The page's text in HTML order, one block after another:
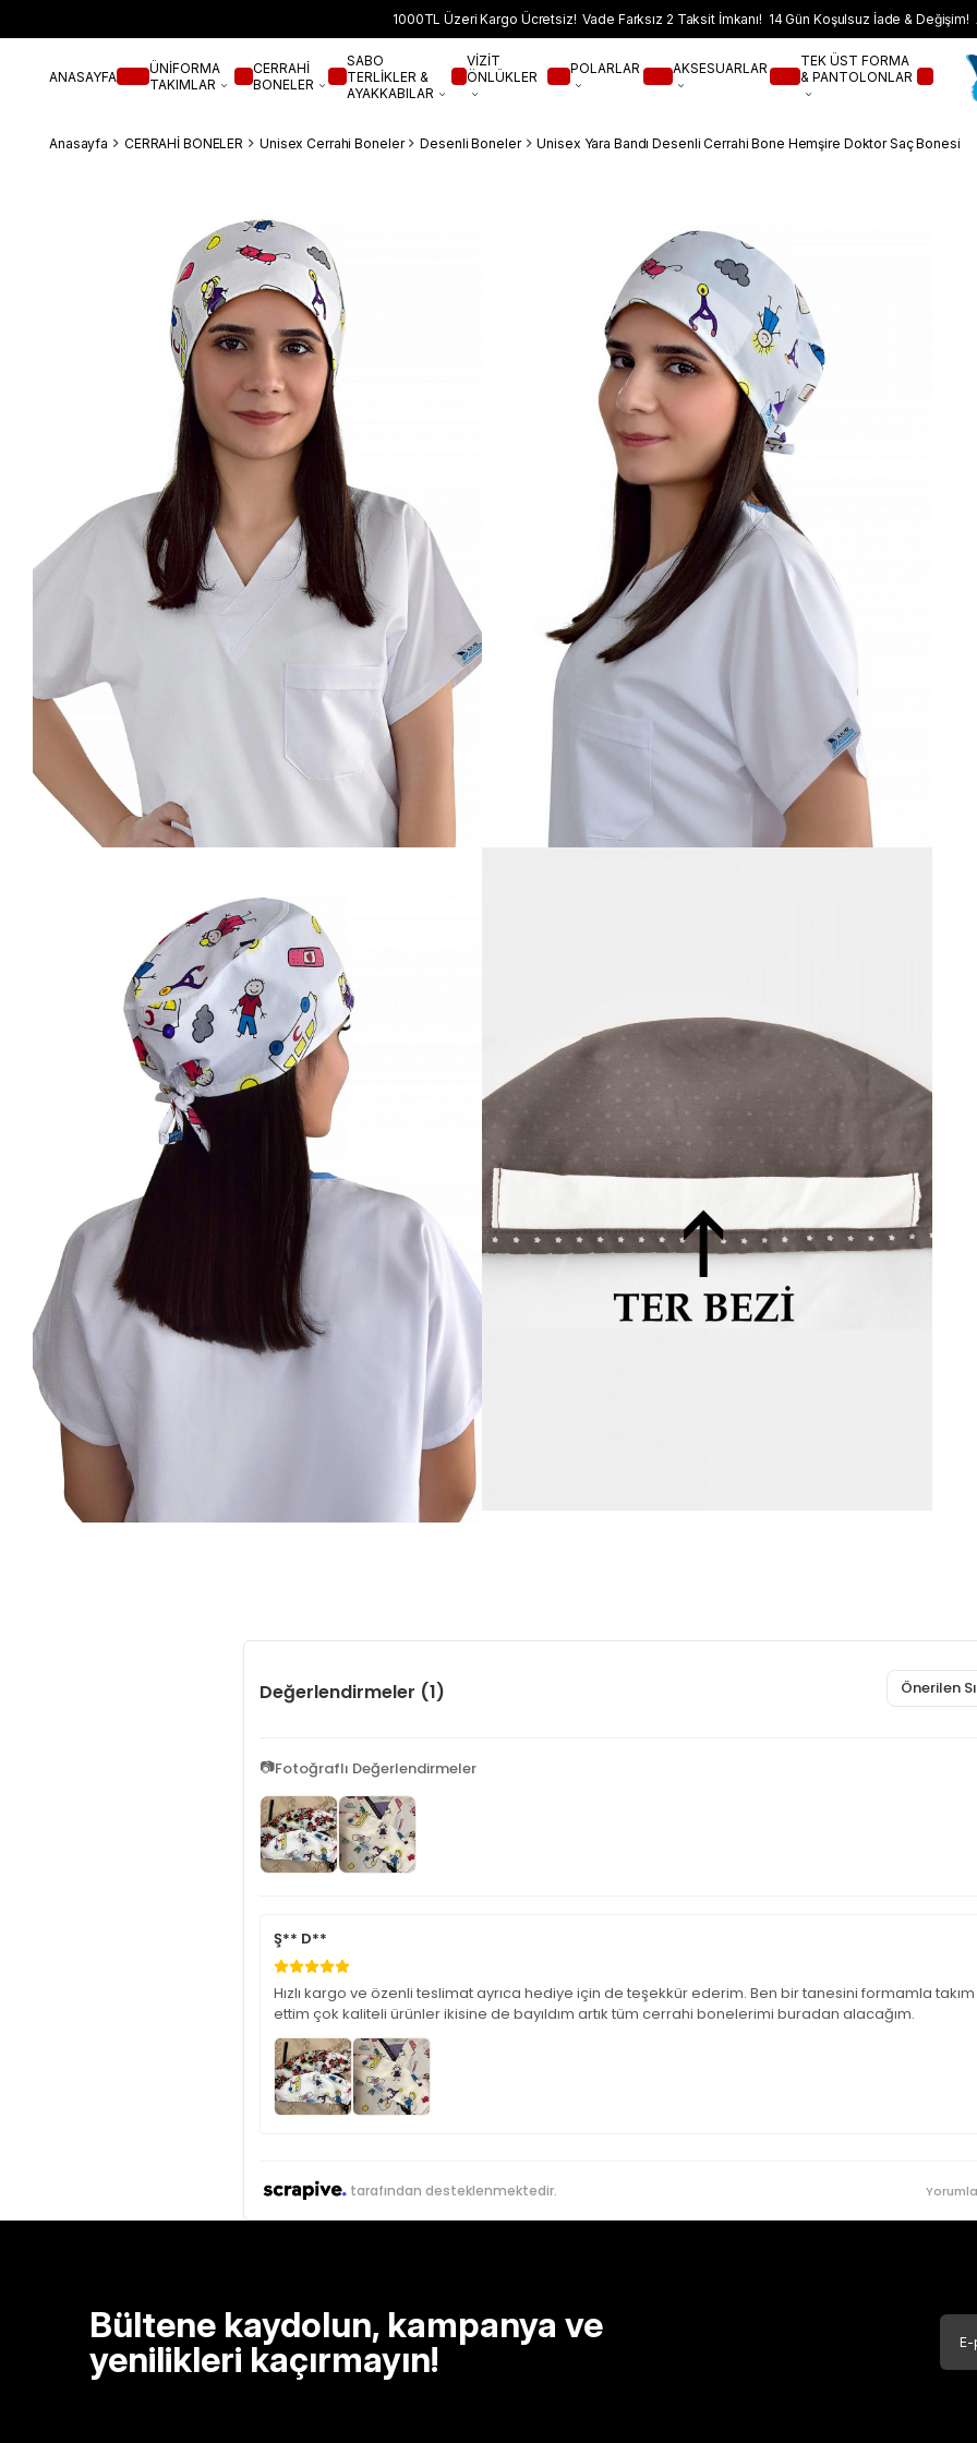
1000TL Üzeri Kargo Ücretsiz! Vade Farksız 2 Taksit İmkanı! 14 Gün Koşulsuz İade & Değişim!
ANASAYFA
ÜNİFORMA
TAKIMLAR
CERRAHİ
BONELER
SABO
TERLİKLER &
AYAKKABILAR
VİZİT
ÖNLÜKLER
POLARLAR AKSESUARLAR
TEK ÜST FORMA
& PANTOLONLAR
Anasayfa CERRAHİ BONELER Unisex Cerrahi Boneler Desenli Boneler Unisex Yara Bandı Desenli Cerrahi Bone Hemşire Doktor Saç Bonesi
Değerlendirmeler (1) Önerilen
📷Fotoğraflı Değerlendirmeler
Ş** D**
Hızlı kargo ve özenli teslimat ayrıca hediye için de teşekkür ederim. Ben bir tanesini formamla
ettim çok kaliteli ürünler ikisine de bayıldım artık tüm cerrahi bonelerimi buradan alacağım.
tarafından desteklenmektedir.
Bültene kaydolun, kampanya ve
yenilikleri kaçırmayın!